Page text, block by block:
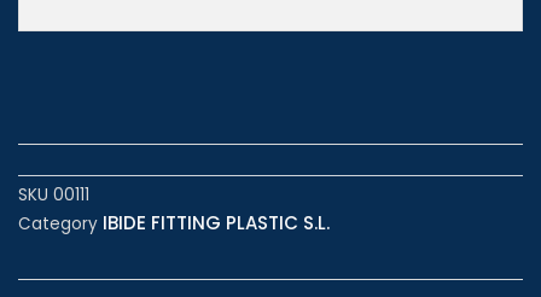
SKU 00111
Category IBIDE FITTING PLASTIC S.L.